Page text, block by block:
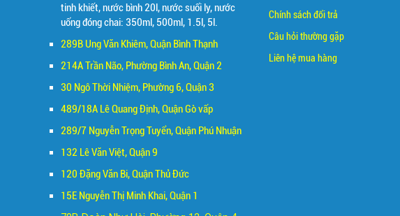
tinh khiết, nước bình 20l, nước suối ly, nước
uống đóng chai: 350ml, 500ml, 1.5l, 5l.
289B Ung Văn Khiêm, Quận Bình Thạnh
214A Trần Não, Phường Bình An, Quận 2
30 Ngô Thời Nhiệm, Phường 6, Quận 3
489/18A Lê Quang Định, Quận Gò vấp
289/7 Nguyễn Trọng Tuyển, Quận Phú Nhuận
132 Lê Văn Việt, Quận 9
120 Đặng Văn Bi, Quận Thủ Đức
15E Nguyễn Thị Minh Khai, Quận 1
Chính sách đổi trả
Câu hỏi thường gặp
Liên hệ mua hàng